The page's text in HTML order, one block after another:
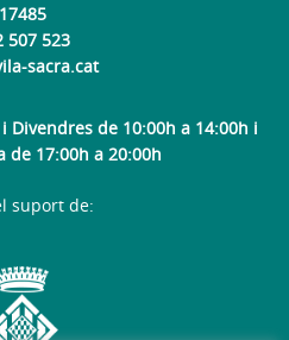
17485
507 523
sacra.cat
Divendres de 10:00h a 14:00h i
de 17:00h a 20:00h
suport de: